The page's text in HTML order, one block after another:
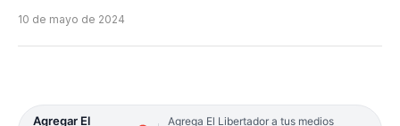
10 de mayo de 2024
Agregar El
Agrega El Libertador a tus medios